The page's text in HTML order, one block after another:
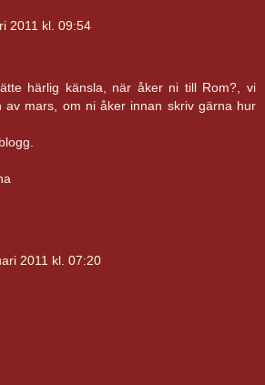
2011 kl. 09:54
härlig känsla, när åker ni till Rom?, vi
av mars, om ni åker innan skriv gärna hur
2011 kl. 07:20